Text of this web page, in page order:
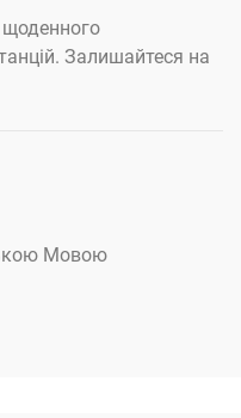
Залишайтеся на
Мовою